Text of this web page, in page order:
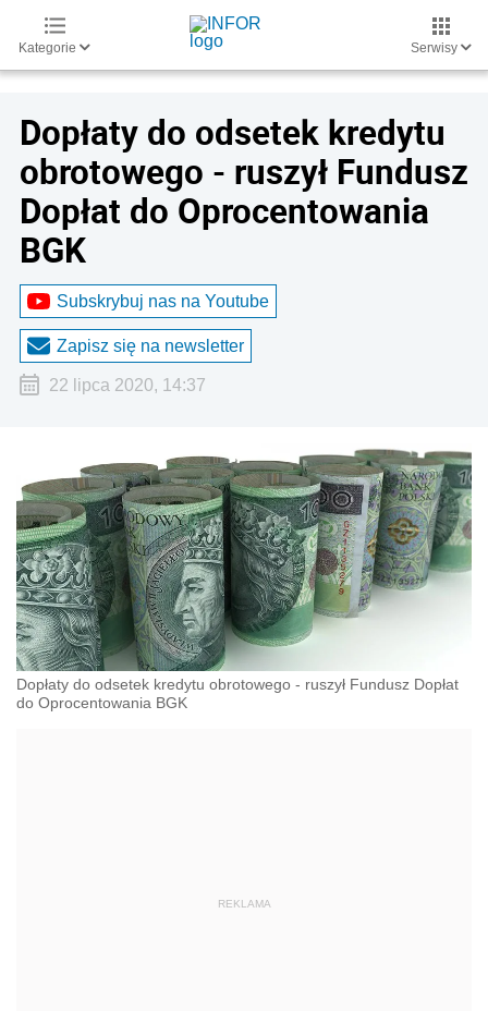
Kategorie Serwisy
Dopłaty do odsetek kredytu
obrotowego - ruszył Fundusz
Dopłat do Oprocentowania
BGK
Subskrybuj nas na Youtube
Zapisz się na newsletter
22 lipca 2020, 14:37
Dopłaty do odsetek kredytu obrotowego - ruszył Fundusz Dopłat
do Oprocentowania BGK